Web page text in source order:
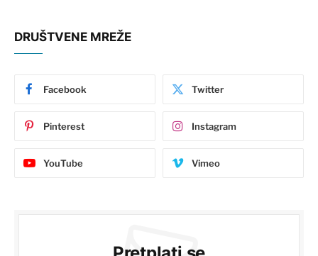
DRUŠTVENE MREŽE
Facebook Twitter
Pinterest Instagram
YouTube Vimeo